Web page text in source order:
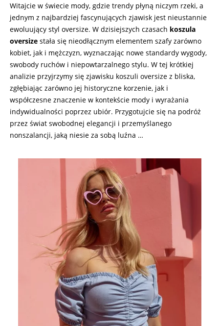
Witajcie w świecie mody, gdzie trendy płyną niczym rzeki, a
jednym z najbardziej fascynujących zjawisk jest nieustannie
ewoluujący styl oversize. W dzisiejszych czasach koszula
oversize stała się nieodłącznym elementem szafy zarówno
kobiet, jak i mężczyzn, wyznaczając nowe standardy wygody,
swobody ruchów i niepowtarzalnego stylu. W tej krótkiej
analizie przyjrzymy się zjawisku koszuli oversize z bliska,
zgłębiając zarówno jej historyczne korzenie, jak i
współczesne znaczenie w kontekście mody i wyrażania
indywidualności poprzez ubiór. Przygotujcie się na podróż
przez świat swobodnej elegancji i przemyślanego
nonszalancji, jaką niesie za sobą luźna …